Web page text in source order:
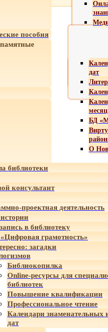
пособия
дат
месяц
БД
О
библиотеки
консультант
проектная деятельность
в библиотеку
грамотность»
загадки
Библиокопилка
Online-ресурсы для
библиотек
Повышение квалификации
Профессиональное чтение
Календари знаменательных
дат